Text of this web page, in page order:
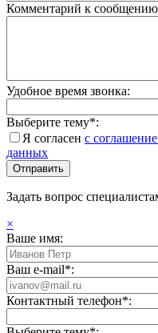
Комментарий к
Удобное время звонка:
Выберите тему*:
Я согласен с
данных
Задать вопрос
×
Ваше имя:
Ваш e-mail*:
Контактный телефон*: